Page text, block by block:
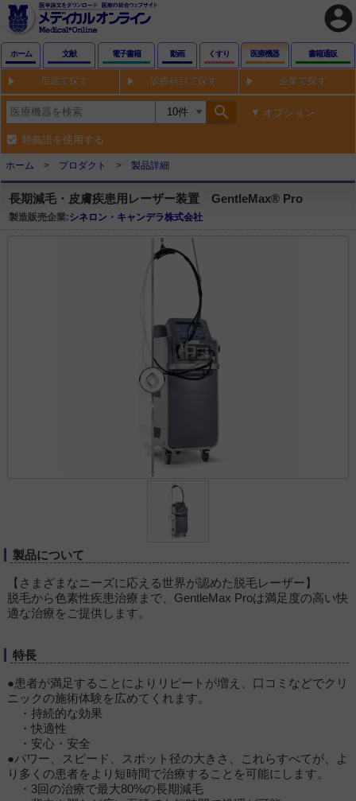
account_circle
ホーム 文献 電子書籍 動画 くすり 医療機器 書籍通販
用途で探す 診療科目で探す 企業で探す
search オプション
類義語を使用する
ホーム プロダクト 製品詳細
長期減毛・皮膚疾患用レーザー装置 GentleMax® Pro
製造販売企業:シネロン・キャンデラ株式会社
製品について
【さまざまなニーズに応える世界が認めた脱毛レーザー】
脱毛から色素性疾患治療まで、GentleMax Proは満足度の高い快
適な治療をご提供します。
特長
●患者が満足することによりリピートが増え、口コミなどでクリ
ニックの施術体験を広めてくれます。
・持続的な効果
・快適性
・安心・安全
●パワー、スピード、スポット径の大きさ、これらすべてが、よ
り多くの患者をより短時間で治療することを可能にします。
・3回の治療で最大80%の長期減毛